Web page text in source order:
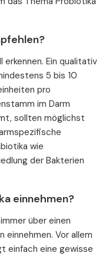
erkennen. Ein qualitativ
5 bis 10
pro
im Darm
sollten möglichst
wie
der Bakterien
einnehmen?
über einen
einnehmen. Vor allem
einfach eine gewisse